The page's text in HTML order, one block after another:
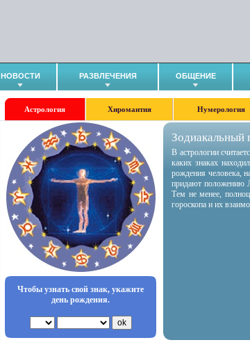
НОВОСТИ РАЗВЛЕЧЕНИЯ ОБЩЕНИЕ
Астрология Хиромантия Нумерология
Чтобы узнать свой знак, укажите
день рождения.
Зодиакальный
В астрологии
каких знаках
рождения человека,
придают положению
Тем не менее,
гороскопа и их